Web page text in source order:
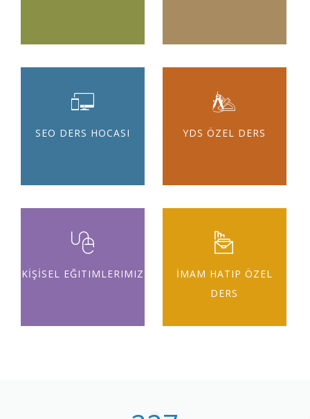
SEO DERS HOCASI YDS ÖZEL DERS
KİŞİSEL EĞITIMLERIMIZ
İMAM HATIP ÖZEL
DERS